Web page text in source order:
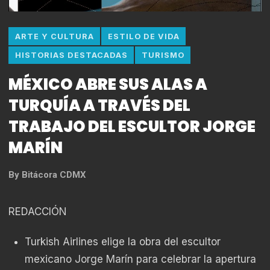
ARTE Y CULTURA ESTILO DE VIDA
HISTORIAS DESTACADAS TURISMO
MÉXICO ABRE SUS ALAS A
TURQUÍA A TRAVÉS DEL
TRABAJO DEL ESCULTOR JORGE
MARÍN
By Bitácora CDMX
REDACCIÓN
Turkish Airlines elige la obra del escultor
mexicano Jorge Marín para celebrar la apertura